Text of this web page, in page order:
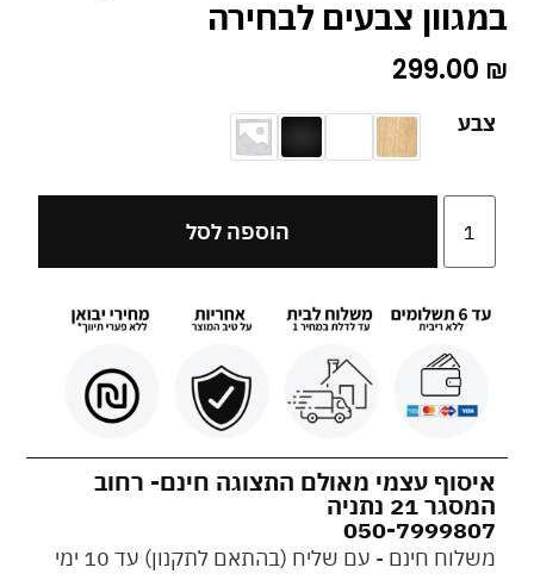
במגוון צבעים לבחירה
299.00 ₪
צבע
הוספה לסל
איסוף עצמי מאולם התצוגה חינם- רחוב
המסגר 21 נתניה
050-7999807
משלוח חינם - עם שליח (בהתאם לתקנון) עד 10 ימי